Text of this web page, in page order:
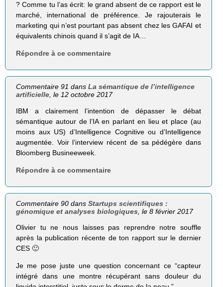
? Comme tu l’as écrit: le grand absent de ce rapport est le
marché, international de préférence. Je rajouterais le
marketing qui n’est pourtant pas absent chez les GAFAI et
équivalents chinois quand il s’agit de IA…
Répondre à ce commentaire
Commentaire 91 dansLa sémantique de l’intelligence
artificielle, le 12 octobre 2017
IBM a clairement l’intention de dépasser le débat
sémantique autour de l’IA en parlant en lieu et place (au
moins aux US) d’Intelligence Cognitive ou d’Intelligence
augmentée. Voir l’interview récent de sa pédégère dans
Bloomberg Busineeweek.
Répondre à ce commentaire
Commentaire 90 dansStartups scientifiques :
génomique et analyses biologiques , le 8 février 2017
Olivier tu ne nous laisses pas reprendre notre souffle
après la publication récente de ton rapport sur le dernier
CES 🙂
Je me pose juste une question concernant ce “capteur
intégré dans une montre récupérant sans douleur du